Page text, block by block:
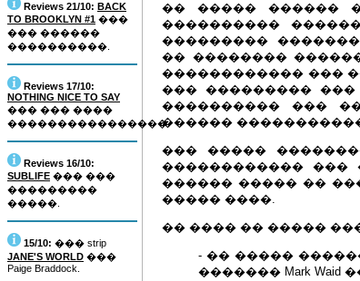
Reviews 21/10: BACK
TO BROOKLYN #1 ���
��� ������
����������.
Reviews 17/10:
NOTHING NICE TO SAY
��� ��� ����
����������������.
Reviews 16/10:
SUBLIFE ��� ���
���������
�����.
15/10: ��� strip
JANE'S WORLD ���
Paige Braddock.
�� ����� ������
����������
���������
�� ��������
������������ ���
��� ��������� ���
���������� ���
������
��� �����
������������ ���
������ ����� ��
����� ����.
�� ���� �� �����
- �� ����� ������ ���
������� Mark Waid